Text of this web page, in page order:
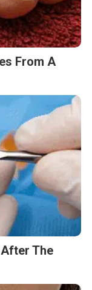
From A
The